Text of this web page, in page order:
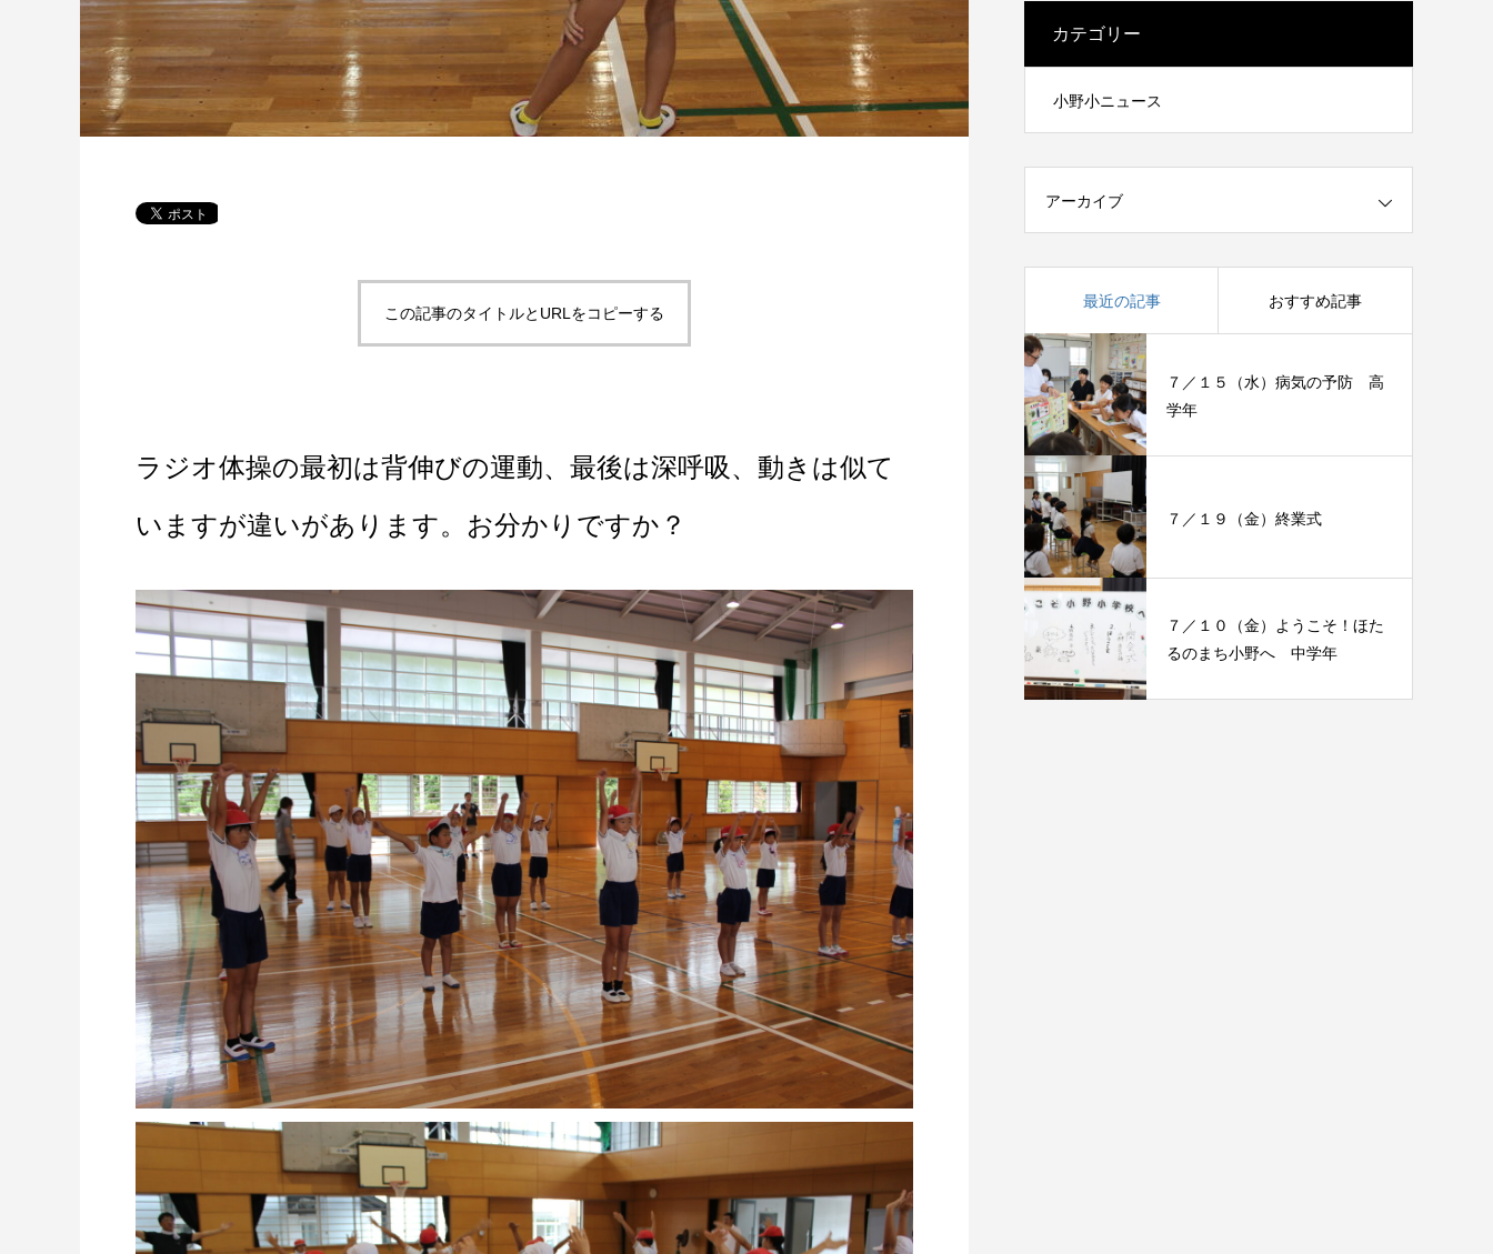
この記事のタイトルとURLをコピーする
ラジオ体操の最初は背伸びの運動、最後は深呼吸、動きは似て
いますが違いがあります。お分かりですか？
カテゴリー
小野小ニュース
アーカイブ
最近の記事 おすすめ記事
７／１５（水）病気の予防 高
学年
７／１９（金）終業式
７／１０（金）ようこそ！ほた
るのまち小野へ 中学年